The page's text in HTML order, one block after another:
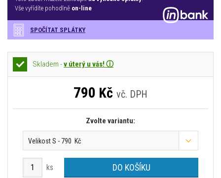
Vše vyřídíte pohodlně on-line
SPOČÍTAT SPLÁTKY
Skladem -v úterý u vás! ⓘ
790 Kč vč. DPH
Zvolte variantu:
Velikost S - 790 Kč
ks DO KOŠÍKU